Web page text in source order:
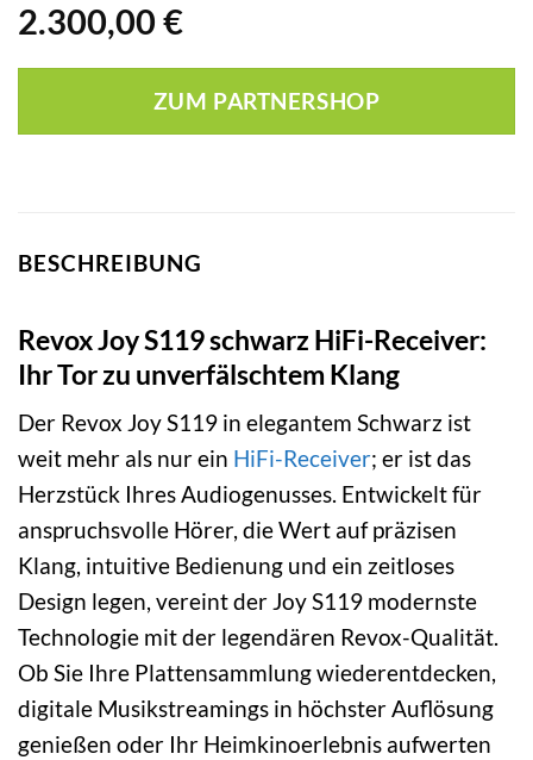
2.300,00 €
ZUM PARTNERSHOP
BESCHREIBUNG
Revox Joy S119 schwarz HiFi-Receiver:
Ihr Tor zu unverfälschtem Klang
Der Revox Joy S119 in elegantem Schwarz ist
weit mehr als nur ein HiFi-Receiver; er ist das
Herzstück Ihres Audiogenusses. Entwickelt für
anspruchsvolle Hörer, die Wert auf präzisen
Klang, intuitive Bedienung und ein zeitloses
Design legen, vereint der Joy S119 modernste
Technologie mit der legendären Revox-Qualität.
Ob Sie Ihre Plattensammlung wiederentdecken,
digitale Musikstreamings in höchster Auflösung
genießen oder Ihr Heimkinoerlebnis aufwerten